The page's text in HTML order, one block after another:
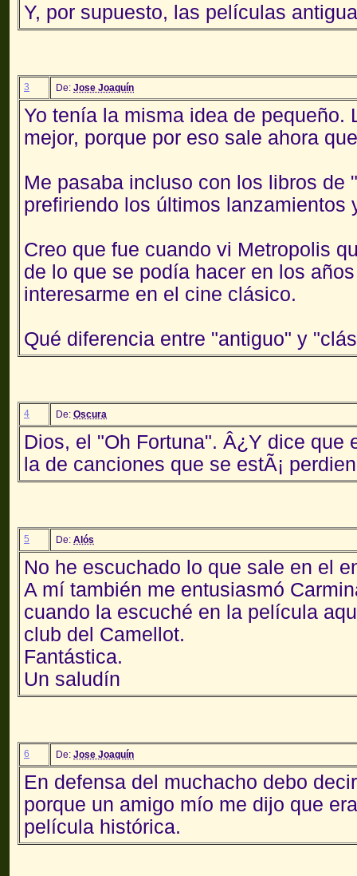
Y, por supuesto, las películas
3 De: Jose Joaquín
Yo tenía la misma idea de pequeño.
mejor, porque por eso sale ahora
Me pasaba incluso con los libros de
prefiriendo los últimos lanzamientos
Creo que fue cuando vi Metropolis
de lo que se podía hacer en los
interesarme en el cine clásico.
Qué diferencia entre "antiguo" y
4 De: Oscura
Dios, el "Oh Fortuna". Â¿Y dice
la de canciones que se estÃ¡
5 De: Alós
No he escuchado lo que sale en el
A mí también me entusiasmó
cuando la escuché en la película
club del Camellot.
Fantástica.
Un saludín
6 De: Jose Joaquín
En defensa del muchacho debo
porque un amigo mío me dijo que
película histórica.